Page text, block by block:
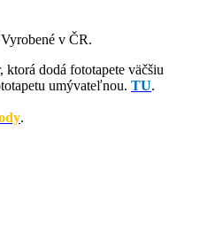
v ČR.
dodá fototapete väčšiu
umývateľnou. TU.
.